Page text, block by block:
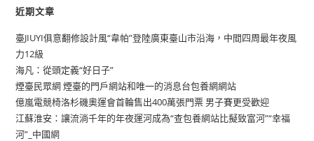
近期文章
臺JIUYI俱意翻修設計風“韋帕”登陸廣東臺山市沿海，中間四周最年夜風
力12級
海凡：從頭定義“好日子”
煙臺民眾網 煙臺的門戶網站和唯一的消息台包養網網站
億嵐電競椅洛杉磯奧運會首輪售出400萬張門票 男子賽更受歡迎
江蘇淮安：讓流淌千年的年夜運河成為“查包養網站比擬致富河”“幸福
河”_中國網